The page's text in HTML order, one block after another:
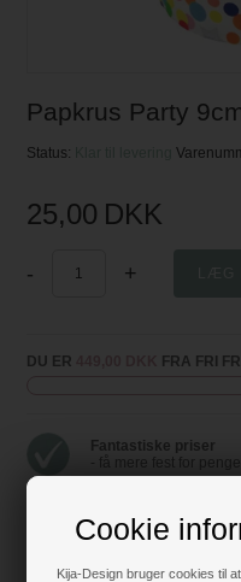
Cookie
Kija-Design bruger cookies til
Papkrus Party
Status: Klar til levering
25,00 DKK
- +
DU ER FRA FRI
Fantastiske priser
- få mere fest for
Produkter i topklasse
- alt til fest og